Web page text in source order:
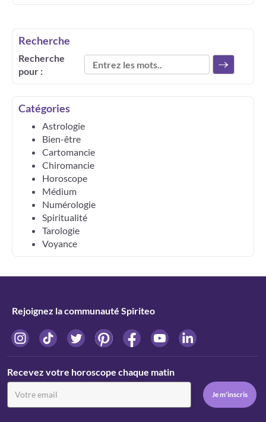
Recherche
Recherche
pour :
Catégories
Astrologie
Bien-être
Cartomancie
Chiromancie
Horoscope
Médium
Numérologie
Spiritualité
Tarologie
Voyance
Rejoignez la communauté Spiriteo
Recevez votre horoscope chaque matin